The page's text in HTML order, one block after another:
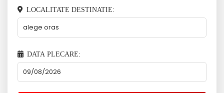
LOCALITATE DESTINATIE:
DATA PLECARE: